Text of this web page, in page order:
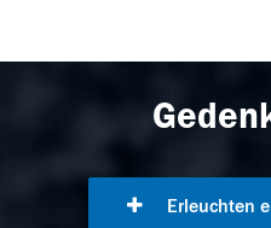
Erleuchten